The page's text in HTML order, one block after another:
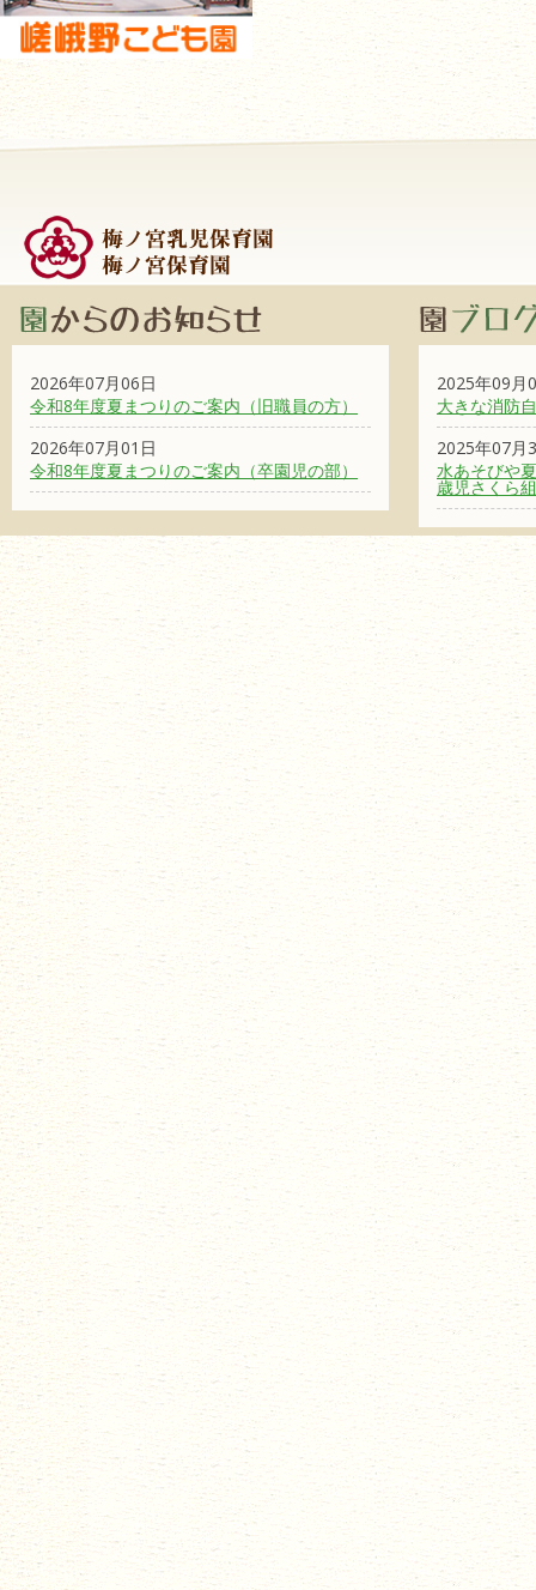
2026年07月06日
令和8年度夏まつりのご案内（旧職員の方）
2026年07月01日
令和8年度夏まつりのご案内（卒園児の部）
2025年09月
大きな消防
2025年07月
水あそびや
歳児さくら